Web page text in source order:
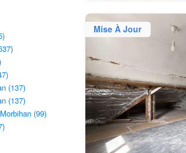
(137)
(137)
(99)
Mise À Jour